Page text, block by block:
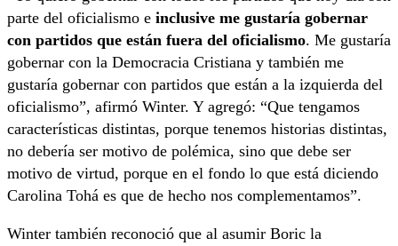
parte del oficialismo e inclusive me gustaría gobernar
con partidos que están fuera del oficialismo. Me gustaría
gobernar con la Democracia Cristiana y también me
gustaría gobernar con partidos que están a la izquierda del
oficialismo”, afirmó Winter. Y agregó: “Que tengamos
características distintas, porque tenemos historias distintas,
no debería ser motivo de polémica, sino que debe ser
motivo de virtud, porque en el fondo lo que está diciendo
Carolina Tohá es que de hecho nos complementamos”.
Winter también reconoció que al asumir Boric la